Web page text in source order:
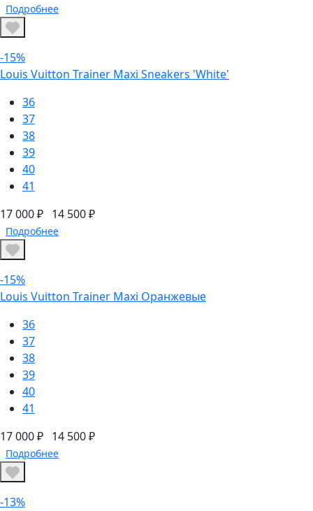
Подробнее
-15%
Louis Vuitton Trainer Maxi Sneakers 'White'
36
37
38
39
40
41
17 000 ₽ 14 500 ₽
Подробнее
-15%
Louis Vuitton Trainer Maxi Оранжевые
36
37
38
39
40
41
17 000 ₽ 14 500 ₽
Подробнее
-13%